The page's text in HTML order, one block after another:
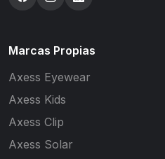
Marcas Propias
Axess Eyewear
Axess Kids
Axess Clip
Axess Solar